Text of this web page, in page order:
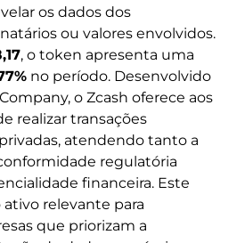
os dados dos
ou valores envolvidos.
, o token apresenta uma
no período. Desenvolvido
o Zcash oferece aos
realizar transações
atendendo tanto a
regulatória
financeira. Este
relevante para
que priorizam a